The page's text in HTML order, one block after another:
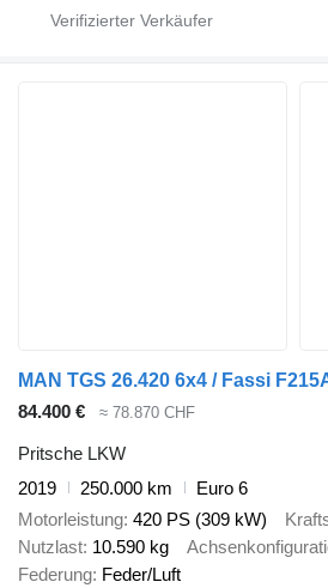
84.400 € ≈ 78.870 CHF
Pritsche LKW
2019
250.000 km
Euro 6
Motorleistung 420 PS (309 kW)
Nutzlast 10.590 kg
Federung Feder/Luft